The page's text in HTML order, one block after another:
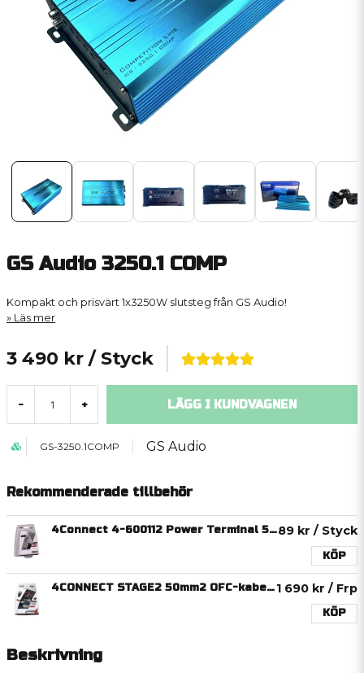
GS Audio 3250.1 COMP
Kompakt och prisvärt 1x3250W slutsteg från GS Audio!
Läs mer
3 490 kr / Styck
- + LÄGG I KUNDVAGNEN
GS-3250.1COMP GS Audio
Rekommenderade tillbehör
4Connect 4-600112 Power Terminal 50/20mm289 kr / Styck
KÖP
4CONNECT STAGE2 50mm2 OFC-kabelkit för slutsteg1 690 kr / Frp
KÖP
Beskrivning